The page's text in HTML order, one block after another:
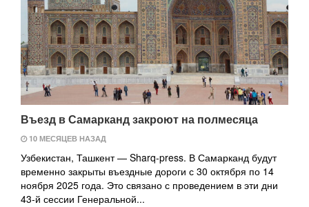
Въезд в Самарканд закроют на полмесяца
10 МЕСЯЦЕВ НАЗАД
Узбекистан, Ташкент — Sharq-press. В Самарканд будут
временно закрыты въездные дороги с 30 октября по 14
ноября 2025 года. Это связано с проведением в эти дни
43-й сессии Генеральной...